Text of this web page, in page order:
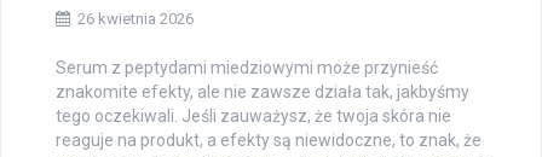
26 kwietnia 2026
Serum z peptydami miedziowymi może przynieść
znakomite efekty, ale nie zawsze działa tak, jakbyśmy
tego oczekiwali. Jeśli zauważysz, że twoja skóra nie
reaguje na produkt, a efekty są niewidoczne, to znak, że